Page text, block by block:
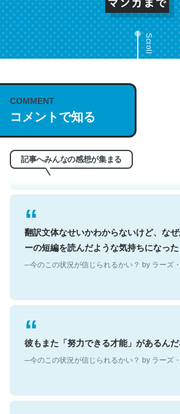
Scroll
COMMENT
コメントで知る
記事へみんなの感想が集まる
これは名文。彼はとてもクレバーなんだ
う。英語少しでも読める人は原文もお勧
れ好き。Let’s Fucking Go. Then
─今のこの状況が信じられるかい？ by ラーズ・
翻訳文体なせいかわからないけど、なぜ
ーの短編を読んだような気持ちになった
彼もまた「努力できる才能」があるんだ